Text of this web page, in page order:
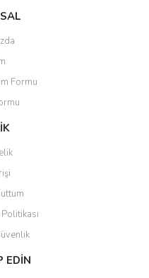
siz yapın!
bulunuyor.
olmalı.
Formu
EDİN